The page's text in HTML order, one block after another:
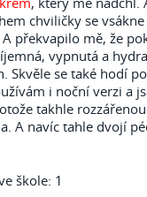
chviličky se
překvapilo mě, že
vypnutá a
Skvěle se také hodí
i noční verzi a
takhle
A navíc tahle dvojí
škole: 1